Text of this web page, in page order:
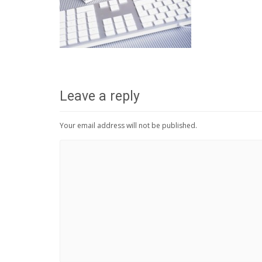
Leave a reply
Your email address will not be published.